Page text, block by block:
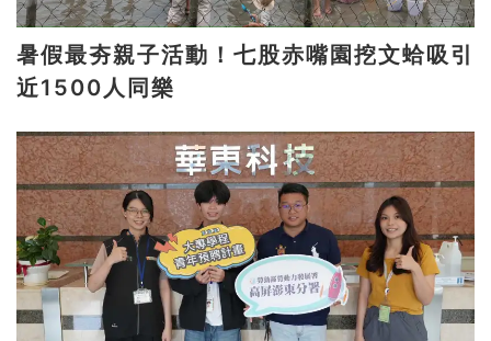
暑假最夯親子活動！七股赤嘴園挖文蛤吸引
近1500人同樂